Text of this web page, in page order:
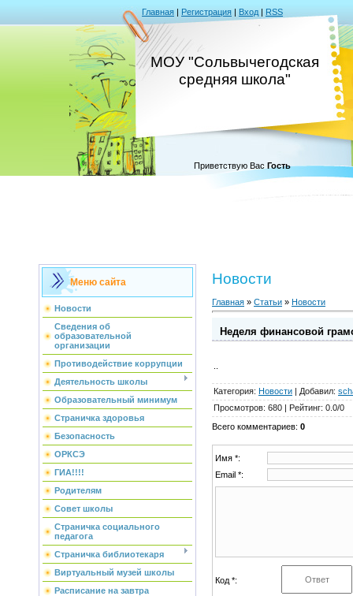
Главная | Регистрация | Вход | RSS
МОУ "Сольвычегодская
средняя школа"
Приветствую Вас Гость
Меню сайта
Новости
Сведения об
образовательной
организации
Противодействие коррупции
Деятельность школы
Образовательный минимум
Страничка здоровья
Безопасность
ОРКСЭ
ГИА!!!!
Родителям
Совет школы
Страничка социального
педагога
Страничка библиотекаря
Виртуальный музей школы
Расписание на завтра
Новости
Главная » Статьи » Новости
Неделя финансовой
Категория: Новости | Добавил:
Просмотров: 680 | Рейтинг: 0.0/0
Всего комментариев: 0
Имя *:
Email *:
Код *: